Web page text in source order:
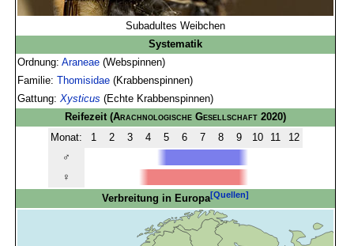
Subadultes Weibchen
Systematik
Ordnung:Araneae (Webspinnen)
Familie:Thomisidae (Krabbenspinnen)
Gattung:Xysticus (Echte Krabbenspinnen)
Reifezeit(Arachnologische Gesellschaft 2020)
Monat:
1 2 3 4 5 6 7 8 9 10 11
12
♂
♀
Verbreitung in Europa[Quellen]